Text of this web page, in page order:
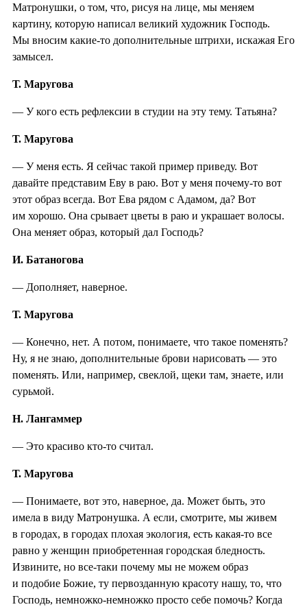
Матронушки, о том, что, рисуя на лице, мы меняем
картину, которую написал великий художник Господь.
Мы вносим какие-то дополнительные штрихи, искажая Его
замысел.
Т. Маругова
— У кого есть рефлексии в студии на эту тему. Татьяна?
Т. Маругова
— У меня есть. Я сейчас такой пример приведу. Вот
давайте представим Еву в раю. Вот у меня почему-то вот
этот образ всегда. Вот Ева рядом с Адамом, да? Вот
им хорошо. Она срывает цветы в раю и украшает волосы.
Она меняет образ, который дал Господь?
И. Батаногова
— Дополняет, наверное.
Т. Маругова
— Конечно, нет. А потом, понимаете, что такое поменять?
Ну, я не знаю, дополнительные брови нарисовать — это
поменять. Или, например, свеклой, щеки там, знаете, или
сурьмой.
Н. Лангаммер
— Это красиво кто-то считал.
Т. Маругова
— Понимаете, вот это, наверное, да. Может быть, это
имела в виду Матронушка. А если, смотрите, мы живем
в городах, в городах плохая экология, есть какая-то все
равно у женщин приобретенная городская бледность.
Извините, но все-таки почему мы не можем образ
и подобие Божие, ту первозданную красоту нашу, то, что
Господь, немножко-немножко просто себе помочь? Когда